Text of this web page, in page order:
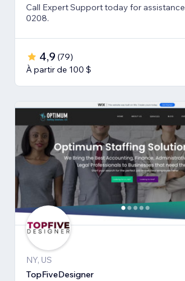
Call Expert Support today for
0208.
4,9 (79)
À partir de 100 $
NY, US
TopFiveDesigner